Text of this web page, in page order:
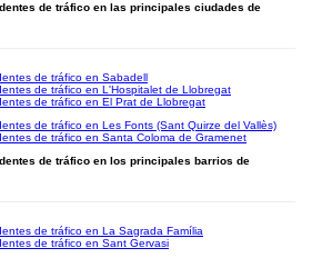
de tráfico en las principales ciudades de
de tráfico en Sabadell
de tráfico en L'Hospitalet de Llobregat
de tráfico en El Prat de Llobregat
de tráfico en Les Fonts (Sant Quirze del Vallès)
de tráfico en Santa Coloma de Gramenet
de tráfico en los principales barrios de
de tráfico en La Sagrada Família
de tráfico en Sant Gervasi